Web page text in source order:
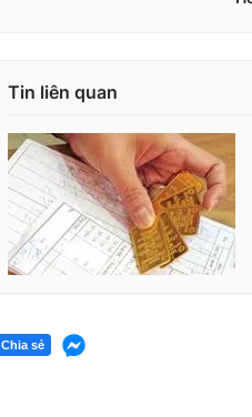
Tin liên quan
Chia sẻ